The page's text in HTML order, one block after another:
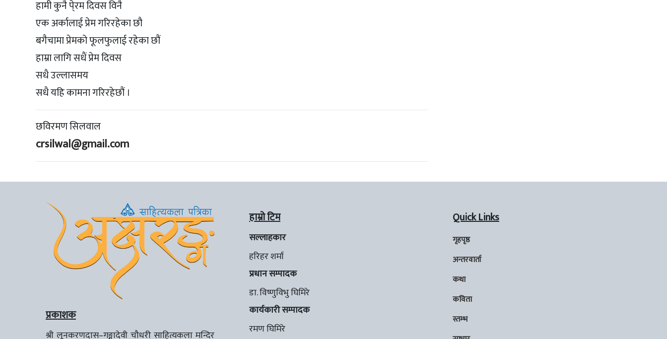
हामी कुनै पे्रम दिवस विनै
एक अर्कालाई प्रेम गरिरहेका छौ
बगैचामा प्रेमको फूलफुलाई रहेका छौं
हाम्रा लागि सधैं प्रेम दिवस
सधै उल्लासमय
सधै यहि कामना गरिरहेछौं ।
छविरमण सिलवाल
crsilwal@gmail.com
प्रकाशक
श्री लूनकरणदास–गङ्गादेवी चौधरी साहित्यकला मन्दिर
हाम्रो टिम
सल्लाहकार
हरिहर शर्मा
प्रधान सम्पादक
डा. विष्णुविभु घिमिरे
कार्यकारी सम्पादक
रमण घिमिरे
Quick Links
गृहपृष्ठ
अन्तरवार्ता
कथा
कविता
स्तम्भ